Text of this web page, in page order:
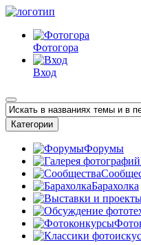
Фотогора
Вход
Категории
Форумы
Барахолка